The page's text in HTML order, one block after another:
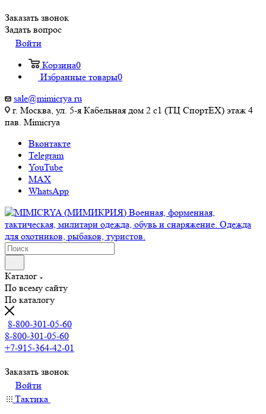
Заказать звонок
Задать вопрос
Войти
Корзина0
Избранные товары0
sale@mimicrya.ru
г. Москва, ул. 5-я Кабельная дом 2 с1 (ТЦ СпортEX) этаж 4
пав. Mimicrya
Вконтакте
Telegram
YouTube
MAX
WhatsApp
Каталог
По всему сайту
По каталогу
8-800-301-05-60
8-800-301-05-60
+7-915-364-42-01
Заказать звонок
Войти
Тактика